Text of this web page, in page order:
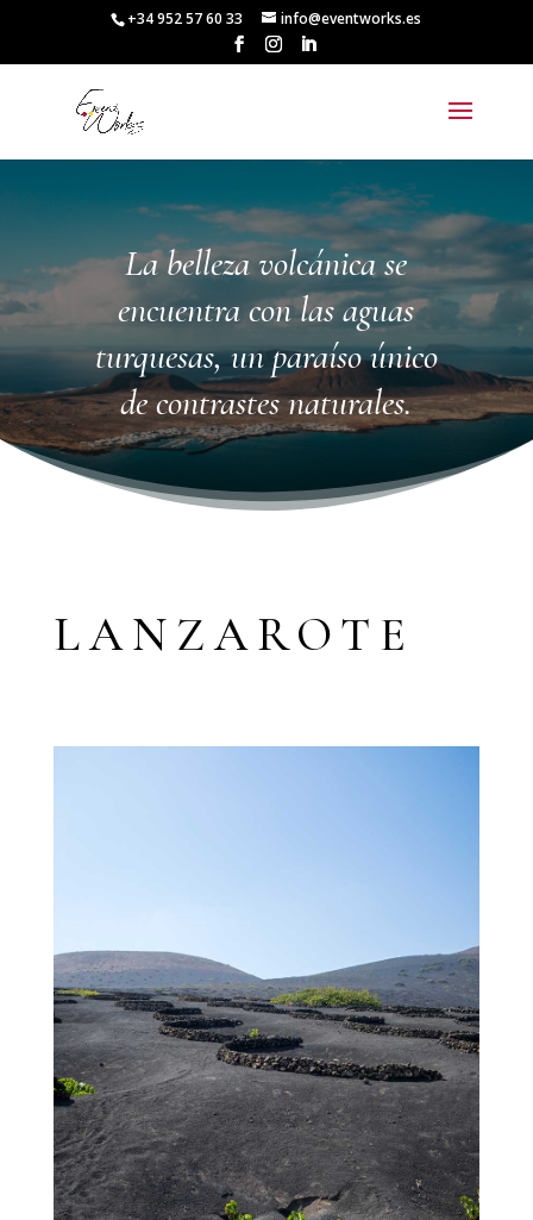
+34 952 57 60 33 info@eventworks.es
La belleza volcánica se
encuentra con las aguas
turquesas, un paraíso único
de contrastes naturales.
LANZAROTE